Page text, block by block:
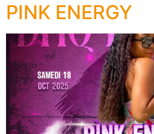
PINK ENERGY